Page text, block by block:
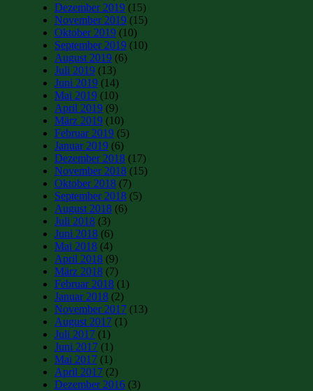
Dezember 2019 (15)
November 2019 (15)
Oktober 2019 (10)
September 2019 (10)
August 2019 (6)
Juli 2019 (13)
Juni 2019 (14)
Mai 2019 (10)
April 2019 (9)
März 2019 (10)
Februar 2019 (5)
Januar 2019 (6)
Dezember 2018 (17)
November 2018 (15)
Oktober 2018 (7)
September 2018 (5)
August 2018 (6)
Juli 2018 (3)
Juni 2018 (6)
Mai 2018 (4)
April 2018 (9)
März 2018 (7)
Februar 2018 (1)
Januar 2018 (2)
November 2017 (13)
August 2017 (1)
Juli 2017 (1)
Juni 2017 (1)
Mai 2017 (1)
April 2017 (2)
Dezember 2016 (3)